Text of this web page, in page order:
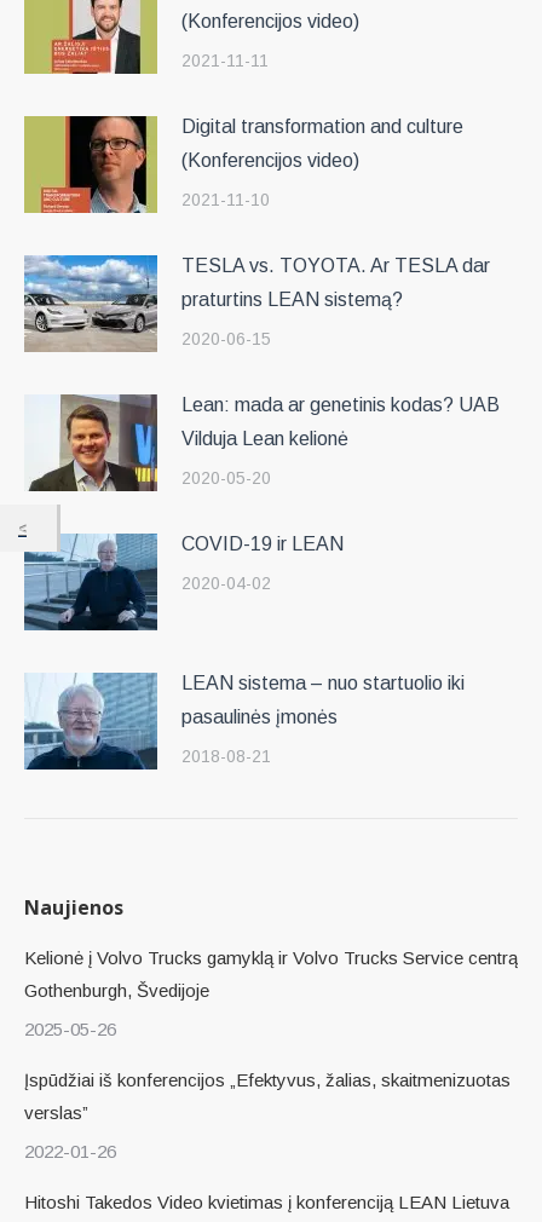
(Konferencijos video)
2021-11-11
Digital transformation and culture
(Konferencijos video)
2021-11-10
TESLA vs. TOYOTA. Ar TESLA dar
praturtins LEAN sistemą?
2020-06-15
Lean: mada ar genetinis kodas? UAB
Vilduja Lean kelionė
2020-05-20
COVID-19 ir LEAN
2020-04-02
LEAN sistema – nuo startuolio iki
pasaulinės įmonės
2018-08-21
Naujienos
Kelionė į Volvo Trucks gamyklą ir Volvo Trucks Service centrą
Gothenburgh, Švedijoje
2025-05-26
Įspūdžiai iš konferencijos „Efektyvus, žalias, skaitmenizuotas
verslas”
2022-01-26
Hitoshi Takedos Video kvietimas į konferenciją LEAN Lietuva